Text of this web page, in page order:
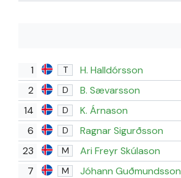
1 T H. Halldórsson
2 D B. Sævarsson
14 D K. Árnason
6 D Ragnar Sigurðsson
23 M Ari Freyr Skúlason
7 M Jóhann Guðmundsson